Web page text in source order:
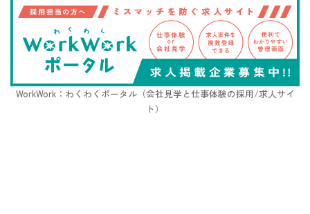
WorkWork：わくわくポータル（会社見学と仕事体験の採用/求人サイ
ト）